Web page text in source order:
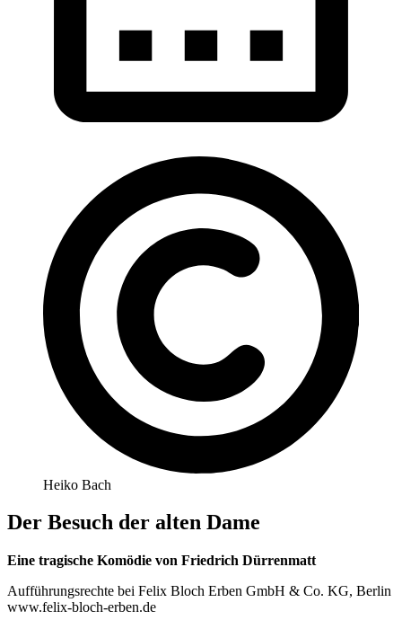
Heiko Bach
Der Besuch der alten Dame
Eine tragische Komödie von Friedrich Dürrenmatt
Aufführungsrechte bei Felix Bloch Erben GmbH & Co. KG, Berlin
www.felix-bloch-erben.de